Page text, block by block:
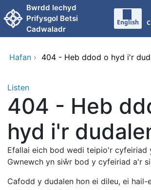
Neidio i'r prif gynnwy
Bwrdd Iechyd
Prifysgol Betsi
Cadwaladr
English
Hafan › 404 - Heb ddod o hyd i'r
Listen
404 - Heb
hyd i'r
Efallai eich bod wedi teipio'r cyfeiriad
Gwnewch yn siŵr bod y cyfeiriad a'r
Cafodd y dudalen hon ei dileu, ei hail-